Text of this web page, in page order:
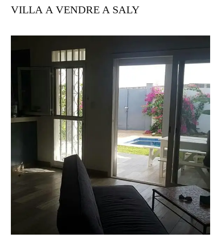
VILLA A VENDRE A SALY